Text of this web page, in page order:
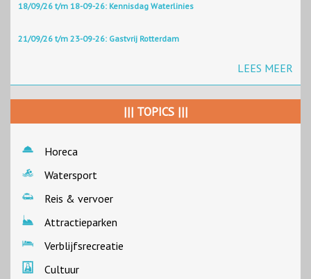
18/09/26 t/m 18-09-26: Kennisdag Waterlinies
21/09/26 t/m 23-09-26: Gastvrij Rotterdam
LEES MEER
||| TOPICS |||
Horeca
Watersport
Reis & vervoer
Attractieparken
Verblijfsrecreatie
Cultuur